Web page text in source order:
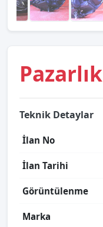
Pazarlık
Teknik Detaylar
İlan No
İlan Tarihi
Görüntülenme
Marka